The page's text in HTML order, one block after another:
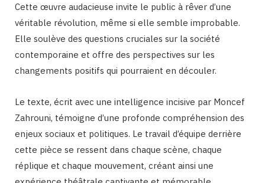
Cette œuvre audacieuse invite le public à rêver d’une
véritable révolution, même si elle semble improbable.
Elle soulève des questions cruciales sur la société
contemporaine et offre des perspectives sur les
changements positifs qui pourraient en découler.
Le texte, écrit avec une intelligence incisive par Moncef
Zahrouni, témoigne d’une profonde compréhension des
enjeux sociaux et politiques. Le travail d’équipe derrière
cette pièce se ressent dans chaque scène, chaque
réplique et chaque mouvement, créant ainsi une